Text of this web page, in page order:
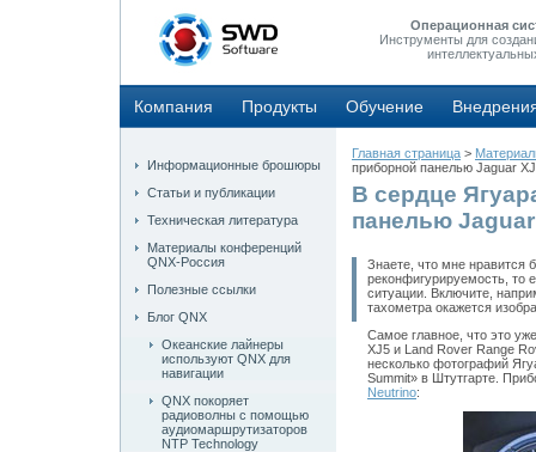
Операционная
Инструменты для
Компания Продукты Обучение
Информационные брошюры
Статьи и публикации
Техническая литература
Материалы конференций
QNX-Россия
Полезные ссылки
Блог QNX
Океанские лайнеры
используют QNX для
навигации
QNX покоряет
радиоволны с помощью
аудиомаршрутизаторов
NTP Technology
Главная страница >
приборной панелью Jaguar
В сердце
панелью
Знаете, что мне нравится
реконфигурируемость, то
ситуации. Включите,
тахометра окажется
Самое главное, что это
XJ5 и Land Rover Range
несколько фотографий
Summit» в Штутгарте.
Neutrino: